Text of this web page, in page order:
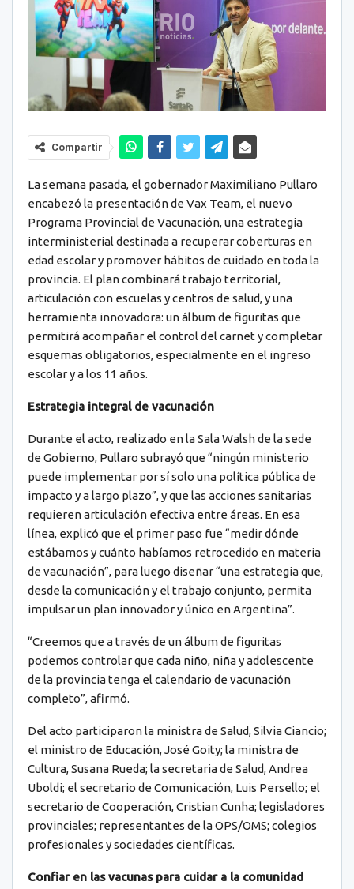
Compartir
La semana pasada, el gobernador Maximiliano Pullaro
encabezó la presentación de Vax Team, el nuevo
Programa Provincial de Vacunación, una estrategia
interministerial destinada a recuperar coberturas en
edad escolar y promover hábitos de cuidado en toda la
provincia. El plan combinará trabajo territorial,
articulación con escuelas y centros de salud, y una
herramienta innovadora: un álbum de figuritas que
permitirá acompañar el control del carnet y completar
esquemas obligatorios, especialmente en el ingreso
escolar y a los 11 años.
Estrategia integral de vacunación
Durante el acto, realizado en la Sala Walsh de la sede
de Gobierno, Pullaro subrayó que “ningún ministerio
puede implementar por sí solo una política pública de
impacto y a largo plazo”, y que las acciones sanitarias
requieren articulación efectiva entre áreas. En esa
línea, explicó que el primer paso fue “medir dónde
estábamos y cuánto habíamos retrocedido en materia
de vacunación”, para luego diseñar “una estrategia que,
desde la comunicación y el trabajo conjunto, permita
impulsar un plan innovador y único en Argentina”.
“Creemos que a través de un álbum de figuritas
podemos controlar que cada niño, niña y adolescente
de la provincia tenga el calendario de vacunación
completo”, afirmó.
Del acto participaron la ministra de Salud, Silvia Ciancio;
el ministro de Educación, José Goity; la ministra de
Cultura, Susana Rueda; la secretaria de Salud, Andrea
Uboldi; el secretario de Comunicación, Luis Persello; el
secretario de Cooperación, Cristian Cunha; legisladores
provinciales; representantes de la OPS/OMS; colegios
profesionales y sociedades científicas.
Confiar en las vacunas para cuidar a la comunidad